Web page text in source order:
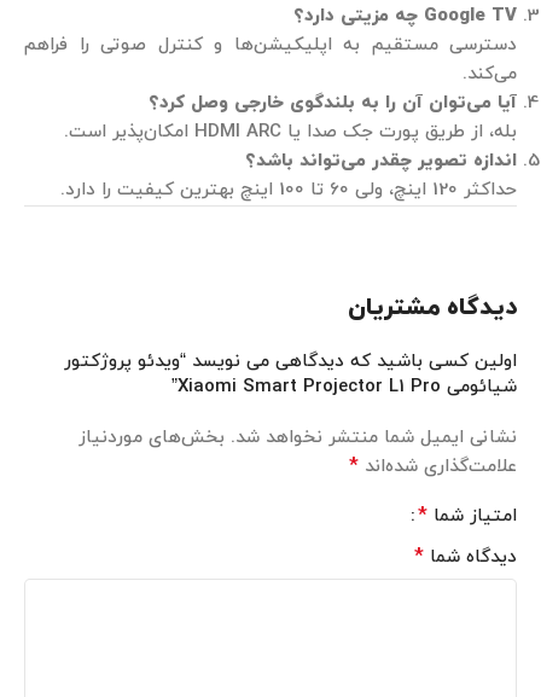
Google TV چه مزیتی دارد؟
دسترسی مستقیم به اپلیکیشن‌ها و کنترل صوتی را فراهم
می‌کند.
آیا می‌توان آن را به بلندگوی خارجی وصل کرد؟
بله، از طریق پورت جک صدا یا HDMI ARC امکان‌پذیر است.
اندازه تصویر چقدر می‌تواند باشد؟
حداکثر 120 اینچ، ولی 60 تا 100 اینچ بهترین کیفیت را دارد.
دیدگاه مشتریان
اولین کسی باشید که دیدگاهی می نویسد “ویدئو پروژکتور
شیائومی Xiaomi Smart Projector L1 Pro”
نشانی ایمیل شما منتشر نخواهد شد. بخش‌های موردنیاز
علامت‌گذاری شده‌اند *
امتیاز شما *
دیدگاه شما *